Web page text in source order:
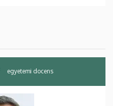
egyetemi docens